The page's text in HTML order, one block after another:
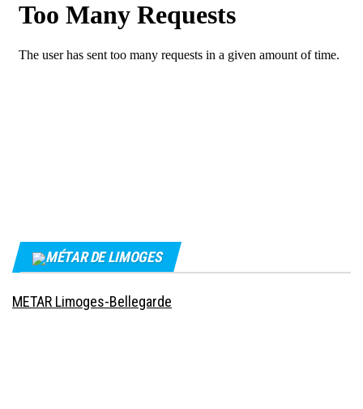
MÉTAR DE LIMOGES
METAR Limoges-Bellegarde